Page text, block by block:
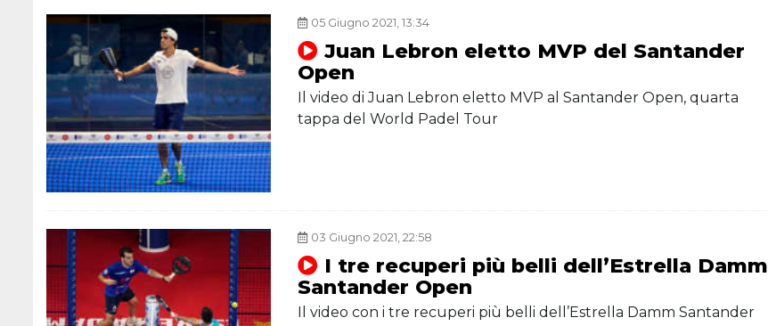
05 Giugno 2021, 13:34
Juan Lebron eletto MVP del Santander
Open
Il video di Juan Lebron eletto MVP al Santander Open, quarta
tappa del World Padel Tour
03 Giugno 2021, 22:58
I tre recuperi più belli dell’Estrella Damm
Santander Open
Il video con i tre recuperi più belli dell’Estrella Damm Santander